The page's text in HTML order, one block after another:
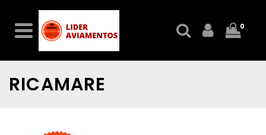
0
RICAMARE